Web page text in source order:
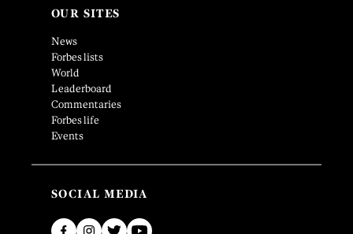
OUR SITES
News
Forbes lists
World
Leaderboard
Commentaries
Forbes life
Events
SOCIAL MEDIA